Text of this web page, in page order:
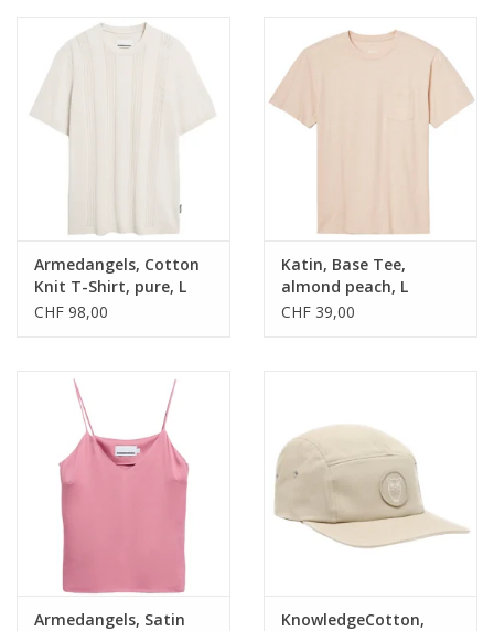
Armedangels, Cotton
Knit T-Shirt, pure, L
CHF 98,00
Katin, Base Tee,
almond peach, L
CHF 39,00
Armedangels, Satin
KnowledgeCotton,